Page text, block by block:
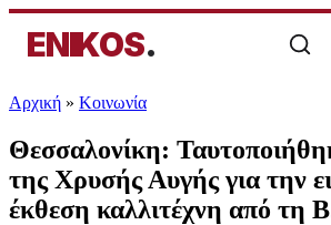
ENIKOS.
Αρχική » Κοινωνία
Θεσσαλονίκη:
της Χρυσής Αυγής για την
έκθεση καλλιτέχνη από τη